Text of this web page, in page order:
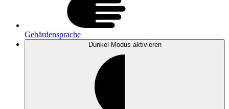
Gebärdensprache
Dunkel-Modus aktivieren